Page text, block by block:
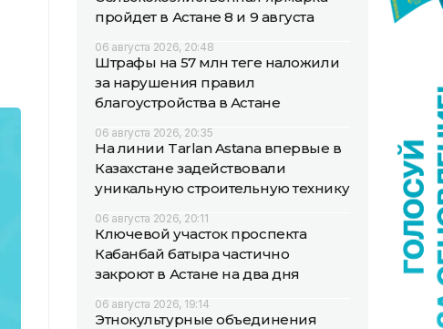
пройдет в Астане 8 и 9 августа
06 августа 2026, 20:48
Штрафы на 57 млн теңге наложили
за нарушения правил
благоустройства в Астане
06 августа 2026, 20:35
На линии Tarlan Astana впервые в
Казахстане задействовали
уникальную строительную технику
06 августа 2026, 20:11
Ключевой участок проспекта
Кабанбай батыра частично
закроют в Астане на два дня
06 августа 2026, 19:14
Этнокультурные объединения